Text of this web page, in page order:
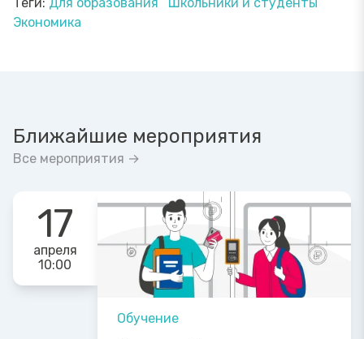
Теги: Для образования
Школьники и студенты
Экономика
Ближайшие мероприятия
Все мероприятия →
17
апреля
10:00
Обучение